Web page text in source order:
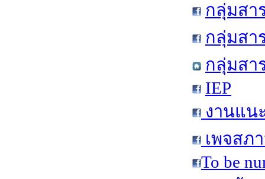
กลุ่มสา
กลุ่มสา
กลุ่มสา
IEP
งานแน
เพจสภ
To be